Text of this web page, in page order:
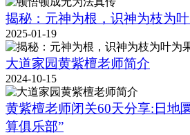
揭秘：元神为根，识神为枝为叶
2025-01-19
大道家园黄紫檀老师简介
2024-10-15
黄紫檀老师闭关60天分享:日地
算俱乐部”